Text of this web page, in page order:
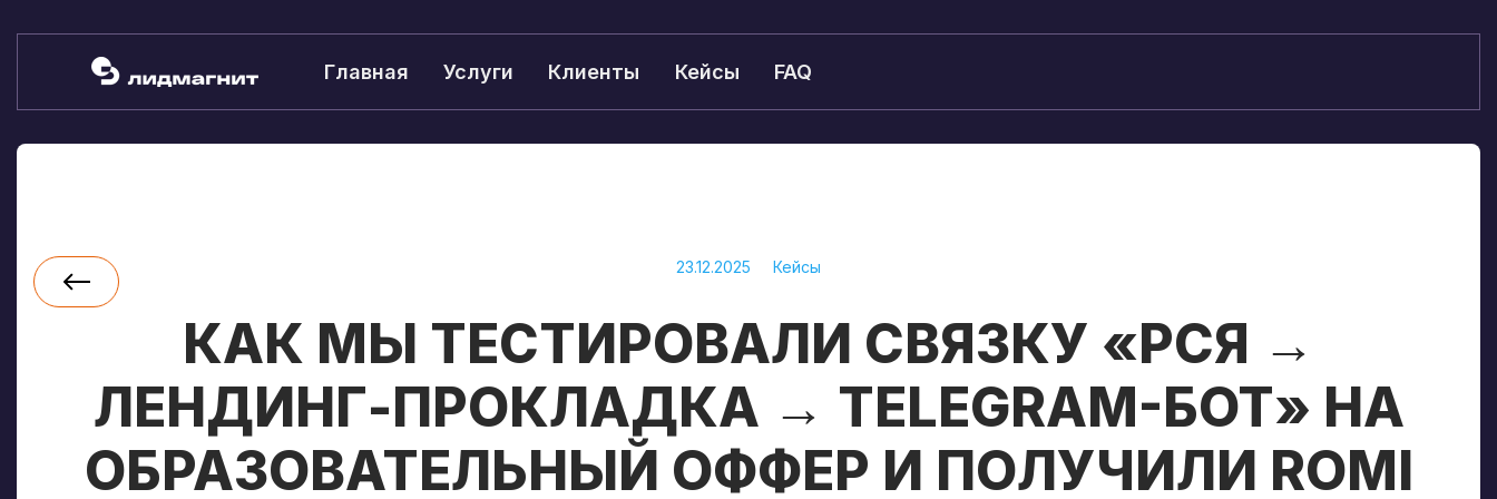
Главная Услуги Клиенты Кейсы FAQ
23.12.2025 Кейсы
КАК МЫ ТЕСТИРОВАЛИ СВЯЗКУ «РСЯ →
ЛЕНДИНГ-ПРОКЛАДКА → TELEGRAM-БОТ» НА
ОБРАЗОВАТЕЛЬНЫЙ ОФФЕР И ПОЛУЧИЛИ ROMI